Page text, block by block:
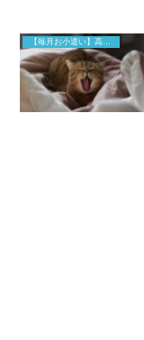
【毎月お小遣い】高配当株投資